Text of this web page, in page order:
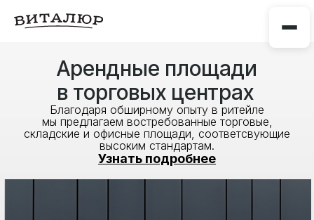
Арендные площади
в торговых центрах
Благодаря обширному опыту в ритейле
мы предлагаем востребованные торговые,
складские и офисные площади, соответсвующие
высоким стандартам.
Узнать подробнее